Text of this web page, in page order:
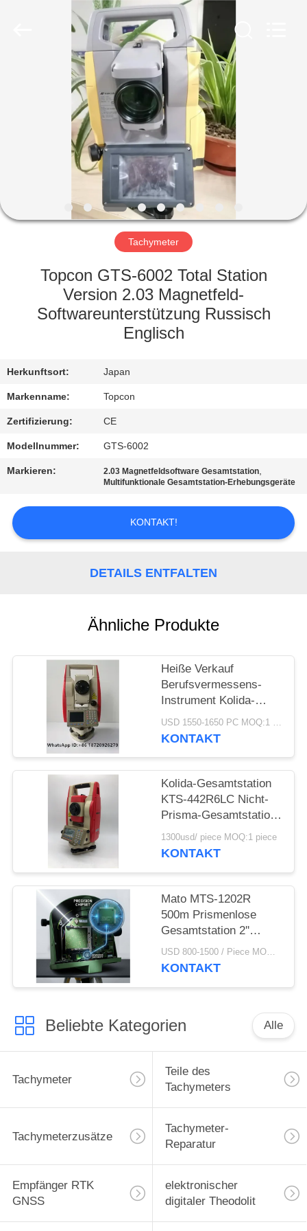
PRODUKTE
FABRIK-
QUALITÄTSKONTROLLE
MIT
UNS
IN
VERBINDUNG
SIE EIN
ZITAT
Tachymeter
Topcon GTS-6002 Total Station
Version 2.03 Magnetfeld-
Softwareunterstützung Russisch
Englisch
Herkunftsort: Japan
Markenname: Topcon
Zertifizierung: CE
Modellnummer: GTS-6002
Markieren: 2.03 Magnetfeldsoftware Gesamtstation,
Multifunktionale Gesamtstation-Erhebungsgeräte
KONTAKT!
DETAILS ENTFALTEN
Ähnliche Produkte
Heiße Verkauf
Berufsvermessens-
Instrument Kolida-
Marken-billiger
Tachymeter
USD 1550-1650 PC MOQ:1 pc
KONTAKT
Kolida-Gesamtstation
KTS-442R6LC Nicht-
Prisma-Gesamtstation
600M
1300usd/ piece MOQ:1 piece
KONTAKT
Mato MTS-1202R
500m Prismenlose
Gesamtstation 2''
Genauigkeit
Doppelachs LCD-
USD 800-1500 / Piece MOQ:1 Stück
KONTAKT
Beliebte Kategorien Alle
Tachymeter
Teile des
Tachymeters
Tachymeterzusätze
Tachymeter-
Reparatur
Empfänger RTK
GNSS
elektronischer
digitaler Theodolit